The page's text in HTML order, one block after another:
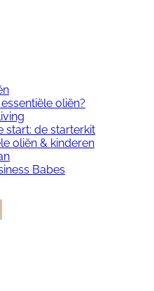
oliën?
start: de starterkit
oliën & kinderen
Babes